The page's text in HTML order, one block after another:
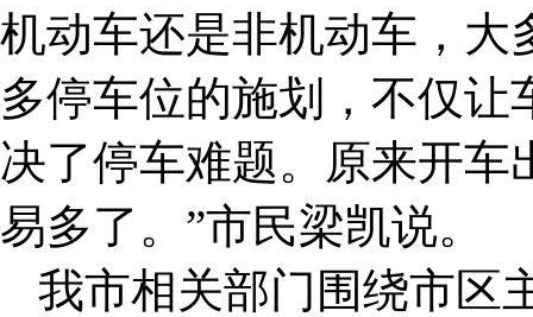
机动车还是非机动车，大
多停车位的施划，不仅
决了停车难题。原来开
易多了。”市民梁凯说。
我市相关部门围绕市区